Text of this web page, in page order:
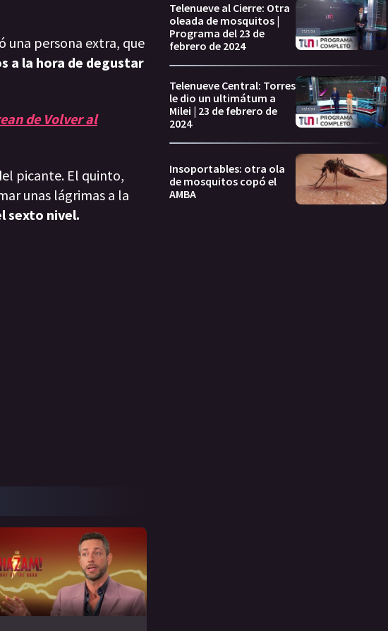
una persona extra, que
a la hora de degustar
de Volver al
picante. El quinto,
unas lágrimas a la
sexto nivel.
Telenueve al Cierre: Otra
oleada de mosquitos |
Programa del 23 de
febrero de 2024
Telenueve Central: Torres
le dio un ultimátum a
Milei | 23 de febrero de
2024
Insoportables: otra ola
de mosquitos copó el
AMBA